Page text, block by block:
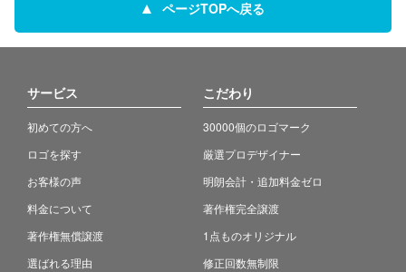
ページTOPへ戻る
サービス
初めての方へ
ロゴを探す
お客様の声
料金について
著作権無償譲渡
選ばれる理由
こだわり
30000個のロゴマーク
厳選プロデザイナー
明朗会計・追加料金ゼロ
著作権完全譲渡
1点ものオリジナル
修正回数無制限